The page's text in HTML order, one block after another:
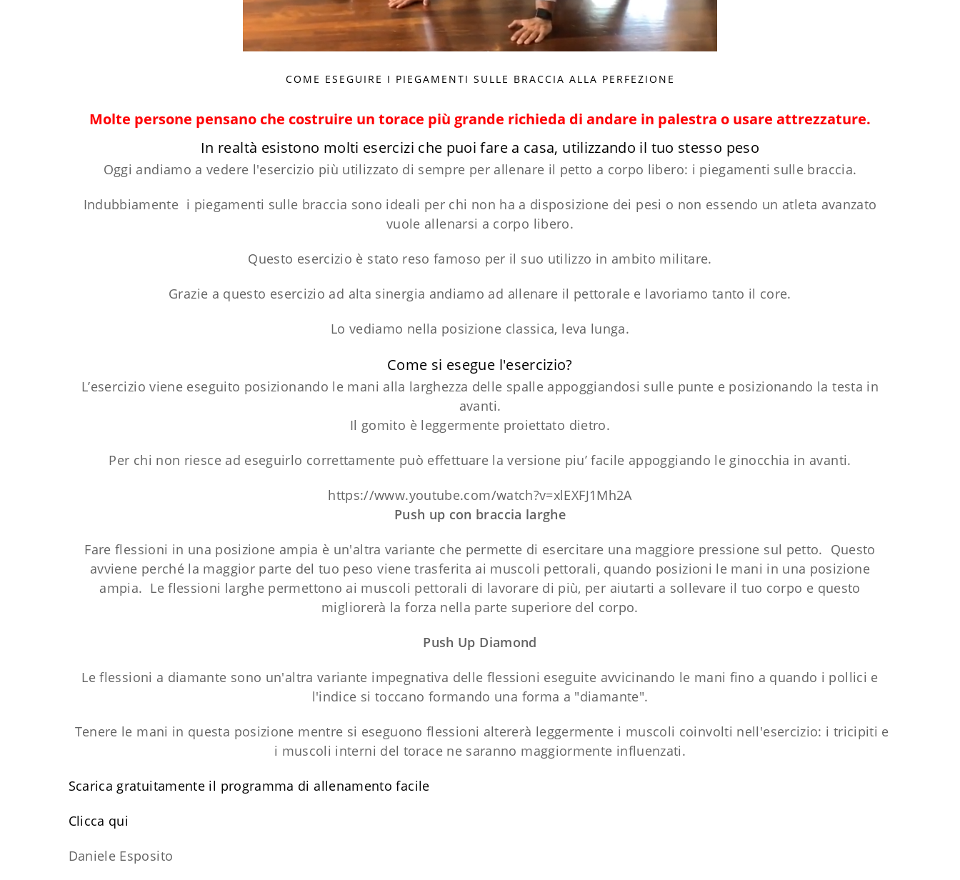
COME ESEGUIRE I PIEGAMENTI SULLE BRACCIA ALLA PERFEZIONE
Molte persone pensano che costruire un torace più grande richieda di andare in palestra o usare attrezzature.
In realtà esistono molti esercizi che puoi fare a casa, utilizzando il tuo stesso peso
Oggi andiamo a vedere l'esercizio più utilizzato di sempre per allenare il petto a corpo libero: i piegamenti sulle braccia.
Indubbiamente i piegamenti sulle braccia sono ideali per chi non ha a disposizione dei pesi o non essendo un atleta avanzato
vuole allenarsi a corpo libero.
Questo esercizio è stato reso famoso per il suo utilizzo in ambito militare.
Grazie a questo esercizio ad alta sinergia andiamo ad allenare il pettorale e lavoriamo tanto il core.
Lo vediamo nella posizione classica, leva lunga.
Come si esegue l'esercizio?
L’esercizio viene eseguito posizionando le mani alla larghezza delle spalle appoggiandosi sulle punte e posizionando la testa in
avanti.
Il gomito è leggermente proiettato dietro.
Per chi non riesce ad eseguirlo correttamente può effettuare la versione piu’ facile appoggiando le ginocchia in avanti.
https://www.youtube.com/watch?v=xlEXFJ1Mh2A
Push up con braccia larghe
Fare flessioni in una posizione ampia è un'altra variante che permette di esercitare una maggiore pressione sul petto. Questo
avviene perché la maggior parte del tuo peso viene trasferita ai muscoli pettorali, quando posizioni le mani in una posizione
ampia. Le flessioni larghe permettono ai muscoli pettorali di lavorare di più, per aiutarti a sollevare il tuo corpo e questo
migliorerà la forza nella parte superiore del corpo.
Push Up Diamond
Le flessioni a diamante sono un'altra variante impegnativa delle flessioni eseguite avvicinando le mani fino a quando i pollici e
l'indice si toccano formando una forma a "diamante".
Tenere le mani in questa posizione mentre si eseguono flessioni altererà leggermente i muscoli coinvolti nell'esercizio: i tricipiti e
i muscoli interni del torace ne saranno maggiormente influenzati.
Scarica gratuitamente il programma di allenamento facile
​Clicca qui
Daniele Esposito